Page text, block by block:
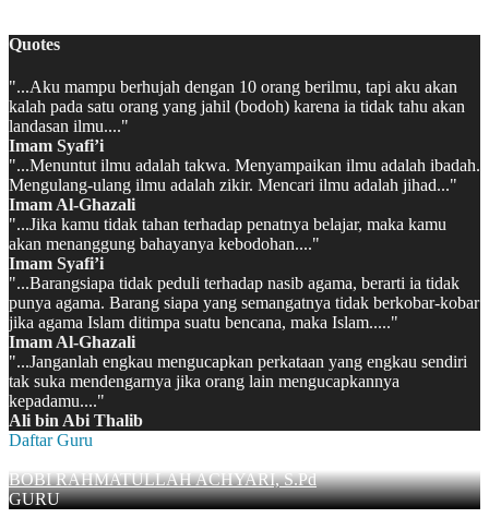
Quotes
"...Aku mampu berhujah dengan 10 orang berilmu, tapi aku akan
kalah pada satu orang yang jahil (bodoh) karena ia tidak tahu akan
landasan ilmu...."
Imam Syafi’i
"...Menuntut ilmu adalah takwa. Menyampaikan ilmu adalah ibadah.
Mengulang-ulang ilmu adalah zikir. Mencari ilmu adalah jihad..."
Imam Al-Ghazali
"...Jika kamu tidak tahan terhadap penatnya belajar, maka kamu
akan menanggung bahayanya kebodohan...."
Imam Syafi’i
"...Barangsiapa tidak peduli terhadap nasib agama, berarti ia tidak
punya agama. Barang siapa yang semangatnya tidak berkobar-kobar
jika agama Islam ditimpa suatu bencana, maka Islam....."
Imam Al-Ghazali
"...Janganlah engkau mengucapkan perkataan yang engkau sendiri
tak suka mendengarnya jika orang lain mengucapkannya
kepadamu...."
Ali bin Abi Thalib
Daftar Guru
BOBI RAHMATULLAH ACHYARI, S.Pd
GURU